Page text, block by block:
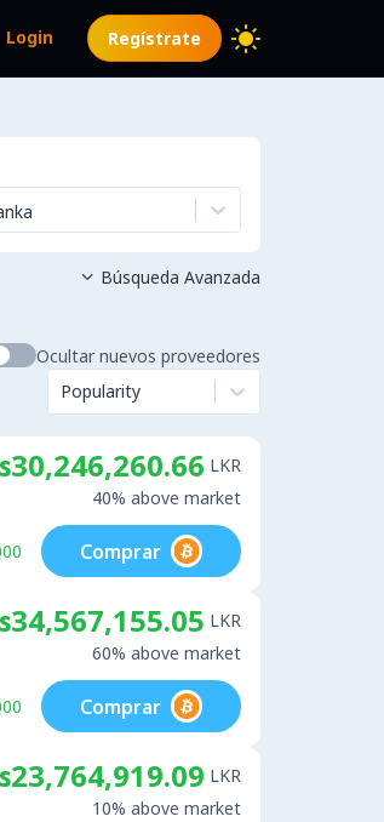
Login Regístrate
 Búsqueda Avanzada
Ocultar nuevos proveedores
Popularity
LKR
40% above market
Comprar
LKR
60% above market
Comprar
LKR
10% above market